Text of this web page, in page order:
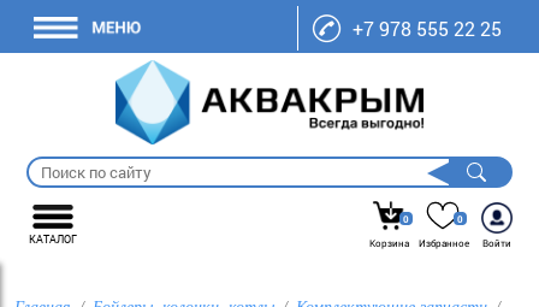
+7 978 555 22 25
КАТАЛОГ
0
Корзина
0
Избранное
Войти